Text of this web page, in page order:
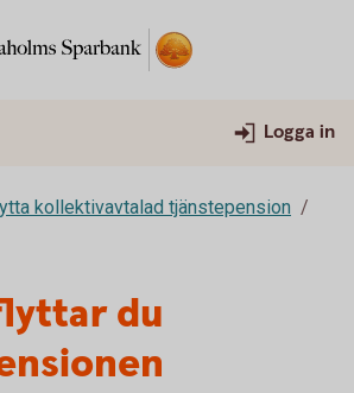
Logga in
kollektivavtalad tjänstepension
du